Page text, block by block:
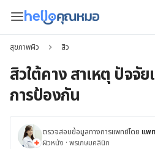
สุขภาพผิว สิว
สิวใต้คาง สาเหตุ ปัจจั
การป้องกัน
ตรวจสอบข้อมูลทางการแพทย์โดย แพ
ผิวหนัง · พรเกษมคลินิก